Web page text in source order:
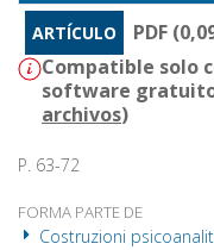
ARTÍCULO
PDF
Compatible solo
software
archivos)
P. 63-72
FORMA PARTE DE
Costruzioni